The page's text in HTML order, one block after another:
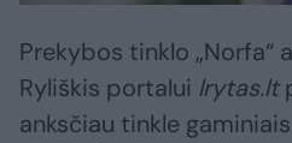
Prekybos tinklo „Norfa“
Ryliškis portalui lrytas.lt
anksčiau tinkle